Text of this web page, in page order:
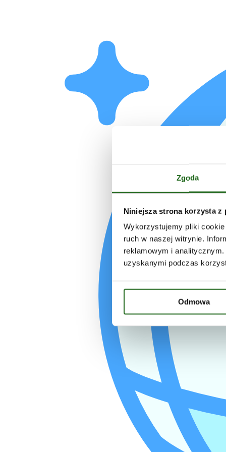
Zgoda
Niniejsza strona korzysta z
Wykorzystujemy pliki
ruch w naszej witrynie.
reklamowym i
uzyskanymi podczas
Odmowa